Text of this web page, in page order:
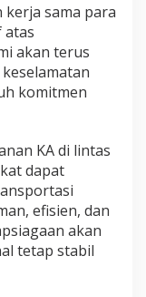
kerja sama para
atas
akan terus
komitmen
KA di lintas
dapat
efisien, dan
akan
tetap stabil